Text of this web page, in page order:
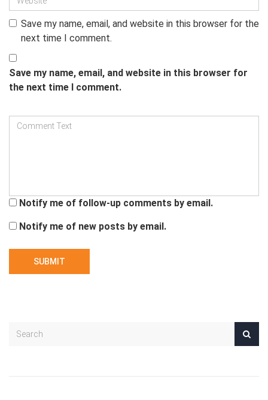
Save my name, email, and website in this browser for the
next time I comment.
Save my name, email, and website in this browser for
the next time I comment.
Notify me of follow-up comments by email.
Notify me of new posts by email.